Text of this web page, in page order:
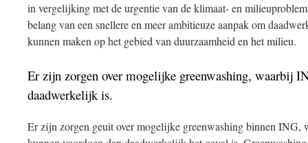
in vergelijking met de urgentie van de klimaat- en
belang van een snellere en meer ambitieuze aanpak om
kunnen maken op het gebied van duurzaamheid en het milieu.
Er zijn zorgen over mogelijke greenwashing, waarbij
daadwerkelijk is.
Er zijn zorgen geuit over mogelijke greenwashing binnen ING,